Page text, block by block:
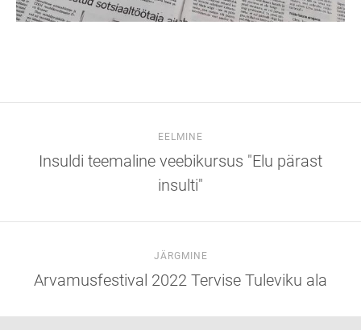
EELMINE
Insuldi teemaline veebikursus "Elu pärast
insulti"
JÄRGMINE
Arvamusfestival 2022 Tervise Tuleviku ala